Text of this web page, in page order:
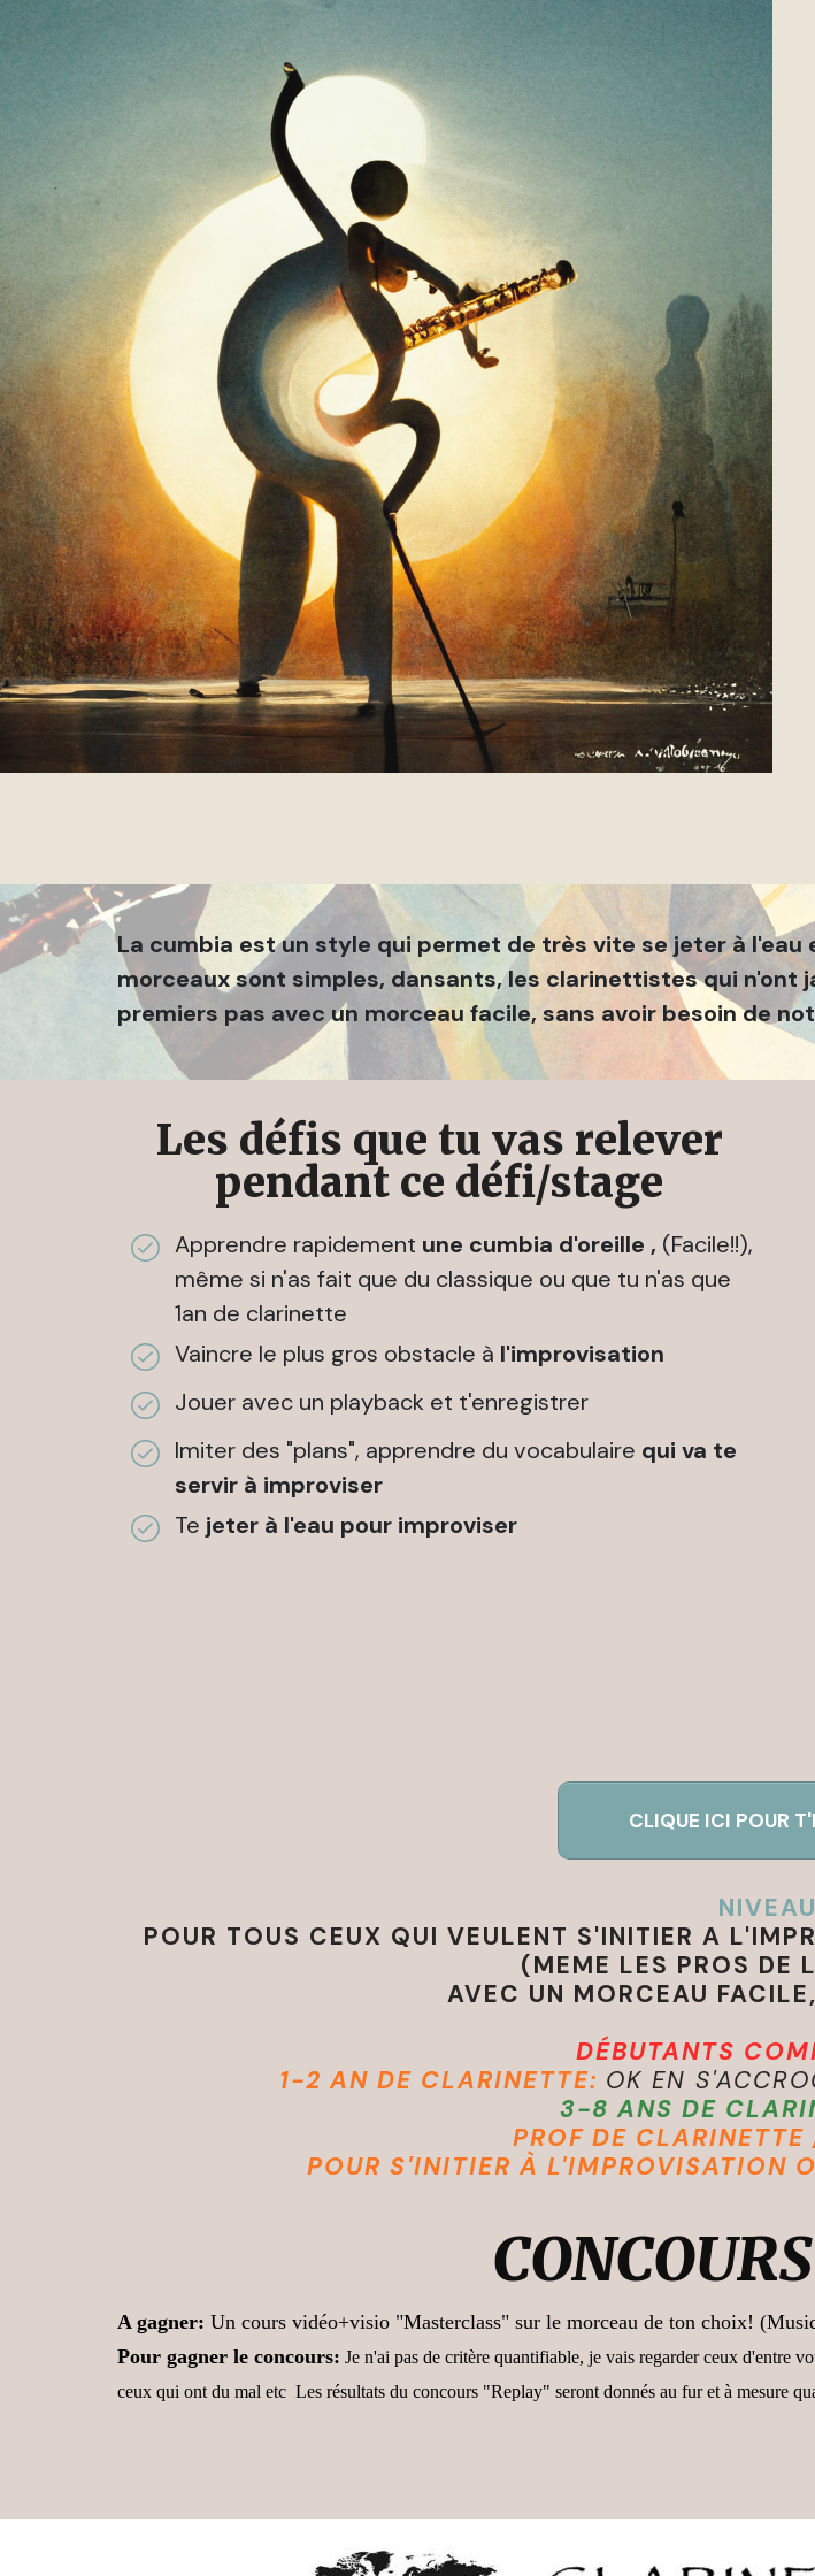
La cumbia est un style qui permet de très vite se jeter à
morceaux sont simples, dansants, les clarinettistes qui n'ont
premiers pas avec un morceau facile, sans avoir besoin de
Les défis que tu vas relever
pendant ce défi/stage
Apprendre rapidement une cumbia d'oreille , (Facile!!),
même si n'as fait que du classique ou que tu n'as que
1an de clarinette
Vaincre le plus gros obstacle à l'improvisation
Jouer avec un playback et t'enregistrer
Imiter des "plans", apprendre du vocabulaire qui va te
servir à improviser
Te jeter à l'eau pour improviser
CLIQUE ICI POUR
POUR TOUS CEUX QUI VEULENT S'INITIER A
(MEME LES PROS DE
AVEC UN MORCEAU
DÉBUTANTS
1-2 AN DE CLARINETTE: OK EN
3-8 ANS DE
PROF DE
POUR S'INITIER À L'IMPROVISATION
A gagner: Un cours vidéo+visio "Masterclass" sur le morceau de ton choix!
Pour gagner le concours: Je n'ai pas de critère quantifiable, je vais regarder ceux d'entre
ceux qui ont du mal etc Les résultats du concours "Replay" seront donnés au fur et à mesure